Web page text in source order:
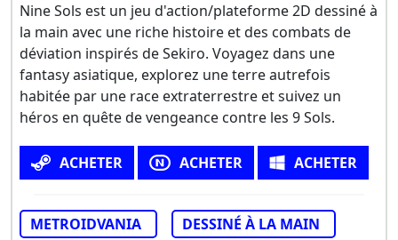
Nine Sols est un jeu d'action/plateforme 2D dessiné à
la main avec une riche histoire et des combats de
déviation inspirés de Sekiro. Voyagez dans une
fantasy asiatique, explorez une terre autrefois
habitée par une race extraterrestre et suivez un
héros en quête de vengeance contre les 9 Sols.
ACHETER ACHETER ACHETER
METROIDVANIA
DESSINÉ À LA MAIN